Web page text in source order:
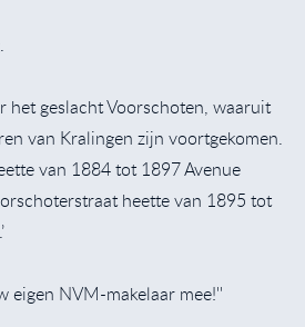
het geslacht Voorschoten, waaruit
van Kralingen zijn voortgekomen.
van 1884 tot 1897 Avenue
heette van 1895 tot
eigen NVM-makelaar mee!''